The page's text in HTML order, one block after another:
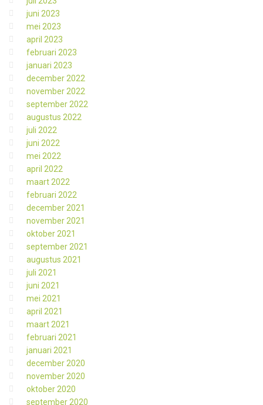
juni 2023
mei 2023
april 2023
februari 2023
januari 2023
december 2022
november 2022
september 2022
augustus 2022
juli 2022
juni 2022
mei 2022
april 2022
maart 2022
februari 2022
december 2021
november 2021
oktober 2021
september 2021
augustus 2021
juli 2021
juni 2021
mei 2021
april 2021
maart 2021
februari 2021
januari 2021
december 2020
november 2020
oktober 2020
september 2020